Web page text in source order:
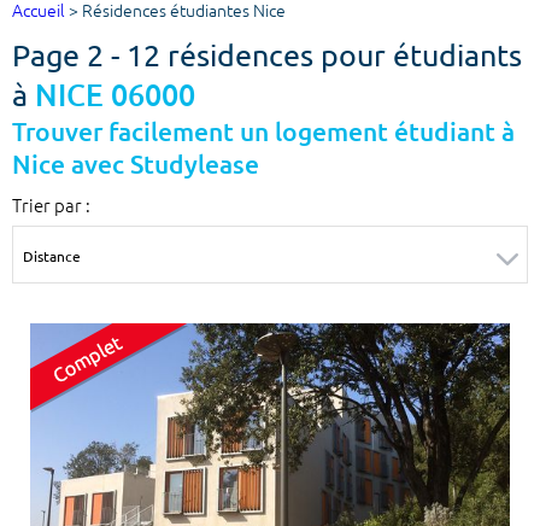
Votre recherche
Ville, école
m² m²
Type de location
Colocation
Accueil > Résidences étudiantes Nice
Page 2 - 12 résidences pour étudiants
à NICE 06000
Trouver facilement un logement étudiant à
Nice avec Studylease
Trier par :